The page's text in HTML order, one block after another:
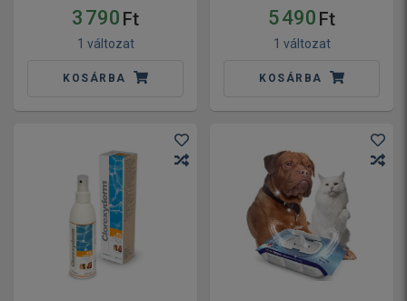
3 790 Ft
1 változat
KOSÁRBA
5 490 Ft
1 változat
KOSÁRBA